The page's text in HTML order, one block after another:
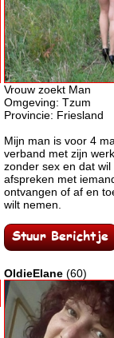
Vrouw zoekt Man
Omgeving: Tzum
Provincie: Friesland
Mijn man is voor 4
verband met zijn
zonder sex en dat
afspreken met
ontvangen of af en
wilt nemen.
OldieElane (60)